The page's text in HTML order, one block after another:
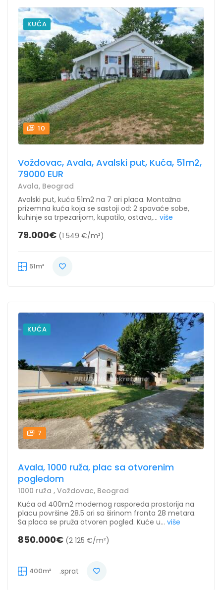
KUĆA
10
Voždovac, Avala, Avalski put, Kuća, 51m2,
79000 EUR
Avala, Beograd
Avalski put, kuća 51m2 na 7 ari placa. Montažna
prizemna kuća koja se sastoji od: 2 spavaće sobe,
kuhinje sa trpezarijom, kupatilo, ostava,... više
79.000€ (1 549 €/m²)
51m²
KUĆA
7
Avala, 1000 ruža, plac sa otvorenim
pogledom
1000 ruža , Voždovac, Beograd
Kuća od 400m2 modernog rasporeda prostorija na
placu površine 28.5 ari sa širinom fronta 28 metara.
Sa placa se pruža otvoren pogled. Kuće u... više
850.000€ (2 125 €/m²)
400m² .sprat